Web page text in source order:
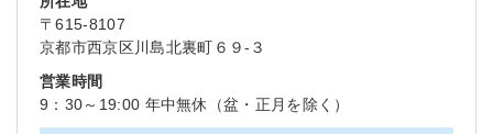
〒615-8107
京都市西京区川島北裏町６９-３
営業時間
9：30～19:00 年中無休（盆・正月を除く）